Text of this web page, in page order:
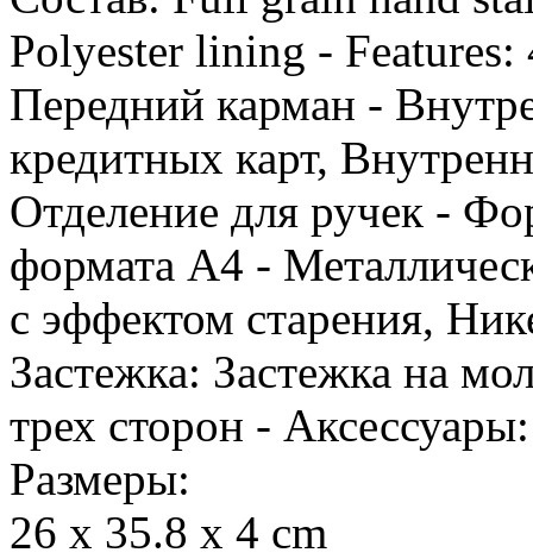
Polyester lining - Features:
Передний карман -
кредитных карт,
Отделение для ручек -
формата А4 -
с эффектом старения,
Застежка: Застежка на
трех сторон -
Размеры:
26 x 35.8 x 4 cm